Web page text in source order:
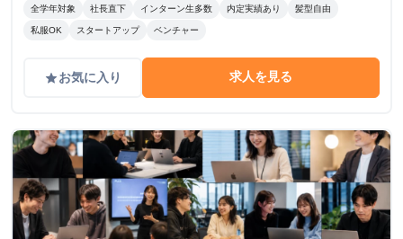
全学年対象 社長直下 インターン生多数 内定実績あり 髪型自由
私服OK スタートアップ ベンチャー
gradeお気に入り 求人を見る